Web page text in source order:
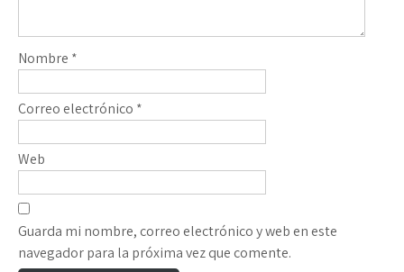
Nombre *
Correo electrónico *
Web
Guarda mi nombre, correo electrónico y web en este
navegador para la próxima vez que comente.